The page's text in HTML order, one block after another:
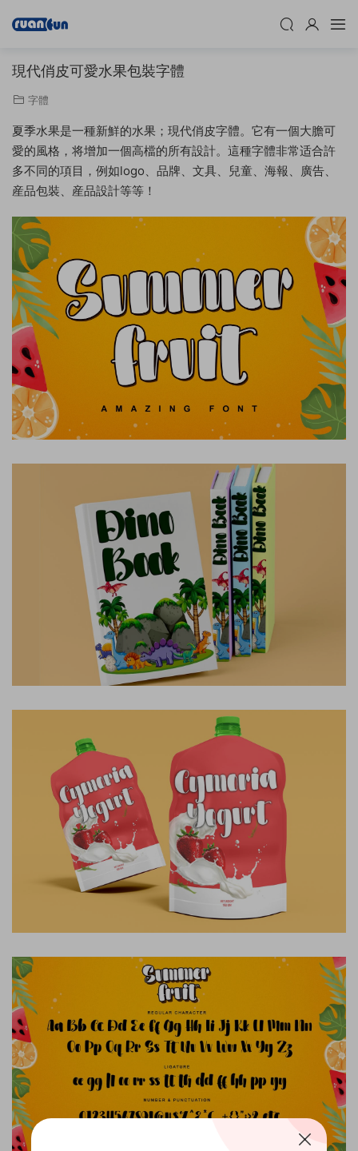
現代俏皮可愛水果包裝字體
字體
夏季水果是一種新鮮的水果；現代俏皮字體。它有一個大膽可
愛的風格，将增加一個高檔的所有設計。這種字體非常适合許
多不同的項目，例如logo、品牌、文具、兒童、海報、廣告、
産品包裝、産品設計等等！